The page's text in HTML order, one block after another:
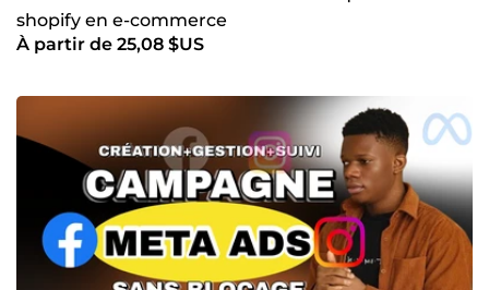
shopify en e-commerce
À partir de 25,08 $US